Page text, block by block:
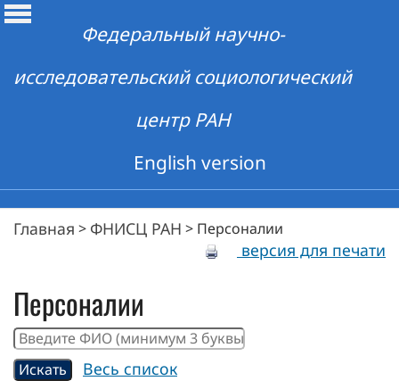
Федеральный научно-
исследовательский социологический
центр РАН
English version
Главная > ФНИСЦ РАН > Персоналии
версия для печати
Персоналии
Весь список